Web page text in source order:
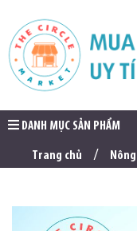
DANH MỤC SẢN PHẨM
Trang chủ